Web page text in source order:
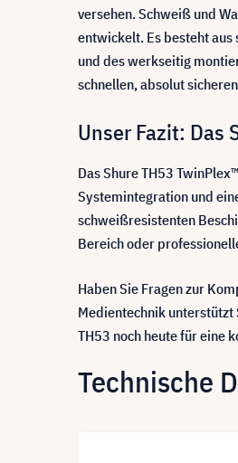
versehen. Schweiß und
entwickelt. Es besteht
und des werkseitig
schnellen, absolut
Unser Fazit: Das
Das Shure TH53
Systemintegration und
schweißresistenten
Bereich oder
Haben Sie Fragen zur
Medientechnik unterstützt
TH53 noch heute für eine
Technische